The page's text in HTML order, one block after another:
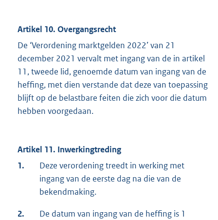
Artikel 10. Overgangsrecht
De ‘Verordening marktgelden 2022’ van 21
december 2021 vervalt met ingang van de in artikel
11, tweede lid, genoemde datum van ingang van de
heffing, met dien verstande dat deze van toepassing
blijft op de belastbare feiten die zich voor die datum
hebben voorgedaan.
Artikel 11. Inwerkingtreding
1.
Deze verordening treedt in werking met
ingang van de eerste dag na die van de
bekendmaking.
2.
De datum van ingang van de heffing is 1